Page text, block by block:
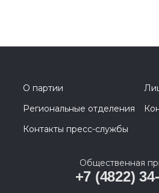
О партии
Региональные отделения
Контакты пресс-службы
Общественная
+7 (4822)